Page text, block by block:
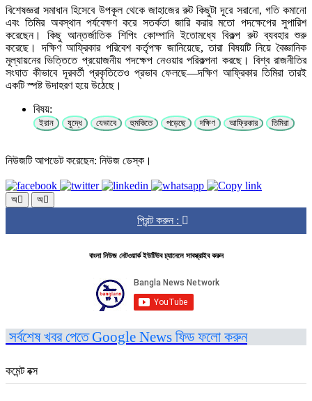
বিশেষজ্ঞরা সমাধান হিসেবে উপকূল থেকে জাহাজের রুট কিছুটা দূরে সরানো, গতি কমানো
এবং তিমির অবস্থান পর্যবেক্ষণ করে সতর্কতা জারি করার মতো পদক্ষেপের সুপারিশ
করেছেন। কিছু আন্তর্জাতিক শিপিং কোম্পানি ইতোমধ্যে বিকল্প রুট ব্যবহার শুরু
করেছে। দক্ষিণ আফ্রিকার পরিবেশ কর্তৃপক্ষ জানিয়েছে, তারা বিষয়টি নিয়ে বৈজ্ঞানিক
মূল্যায়নের ভিত্তিতে প্রয়োজনীয় পদক্ষেপ নেওয়ার পরিকল্পনা করছে। বিশ্ব রাজনীতির
সংঘাত কীভাবে দূরবর্তী প্রকৃতিতেও প্রভাব ফেলছে—দক্ষিণ আফ্রিকার তিমিরা তারই
একটি স্পষ্ট উদাহরণ হয়ে উঠেছে।
বিষয়:
ইরান যুদ্ধে যেভাবে হুমকিতে পড়েছে দক্ষিণ আফ্রিকার তিমিরা
নিউজটি আপডেট করেছেন: নিউজ ডেস্ক।
অ অ
প্রিন্ট করুন :
বাংলা নিউজ নেটওয়ার্ক ইউটিউব চ্যানেলে সাবস্ক্রাইব করুন
সর্বশেষ খবর পেতে Google News ফিড ফলো করুন
কমেন্ট বক্স